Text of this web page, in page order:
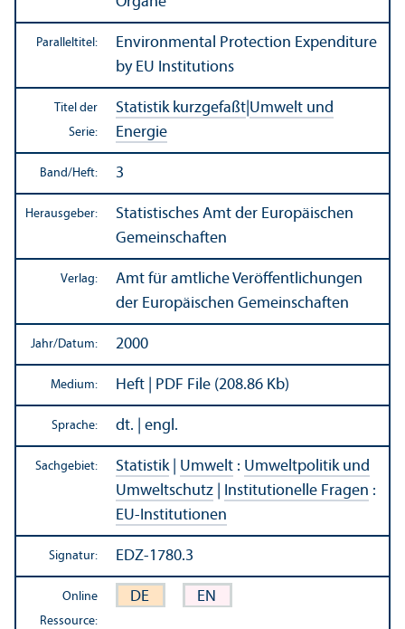
Paralleltitel:
Environmental Protection Expenditure
by EU Institutions
Titel der
Serie:
Statistik kurzgefaßt Umwelt und
Energie
Band/Heft: 3
Herausgeber:
Statistisches Amt der Europäischen
Gemeinschaften
Verlag:
Amt für amtliche Veröffentlichungen
der Europäischen Gemeinschaften
Jahr/Datum: 2000
Medium: Heft | PDF File (208.86 Kb)
Sprache: dt. | engl.
Sachgebiet: Statistik| Umwelt : Umweltpolitik und
Umweltschutz
Institutionelle Fragen :
EU-Institutionen
Signatur: EDZ-1780.3
Online
Ressource:
DE EN